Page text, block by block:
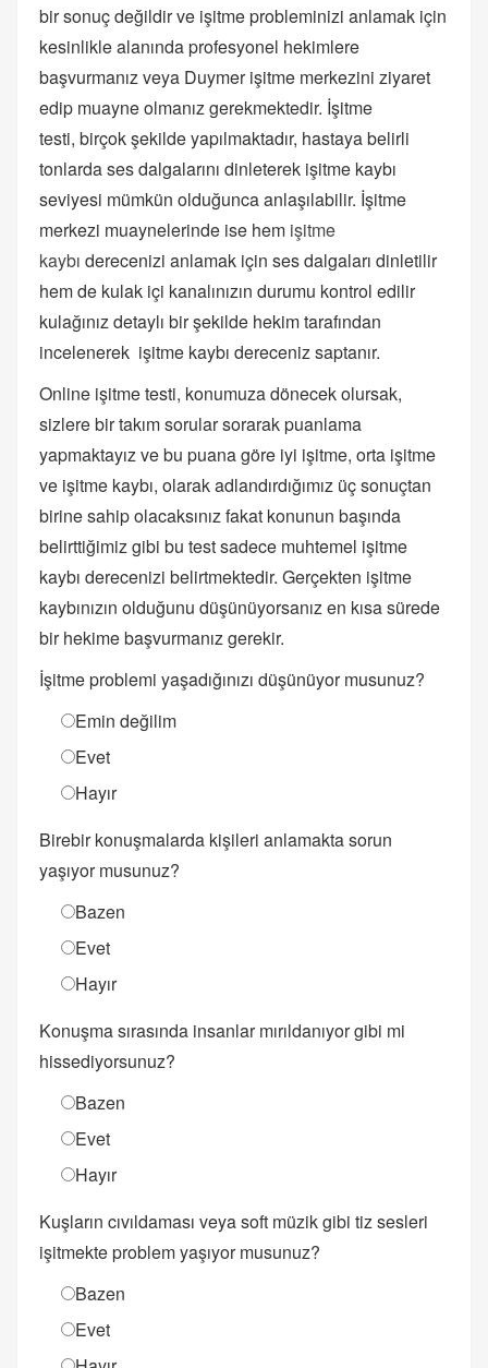
bir sonuç değildir ve işitme probleminizi anlamak için
kesinlikle alanında profesyonel hekimlere
başvurmanız veya Duymer işitme merkezini ziyaret
edip muayne olmanız gerekmektedir. İşitme
testi, birçok şekilde yapılmaktadır, hastaya belirli
tonlarda ses dalgalarını dinleterek işitme kaybı
seviyesi mümkün olduğunca anlaşılabilir. İşitme
merkezi muaynelerinde ise hem işitme
kaybı derecenizi anlamak için ses dalgaları dinletilir
hem de kulak içi kanalınızın durumu kontrol edilir
kulağınız detaylı bir şekilde hekim tarafından
incelenerek işitme kaybı dereceniz saptanır.
Online işitme testi, konumuza dönecek olursak,
sizlere bir takım sorular sorarak puanlama
yapmaktayız ve bu puana göre iyi işitme, orta işitme
ve işitme kaybı, olarak adlandırdığımız üç sonuçtan
birine sahip olacaksınız fakat konunun başında
belirttiğimiz gibi bu test sadece muhtemel işitme
kaybı derecenizi belirtmektedir. Gerçekten işitme
kaybınızın olduğunu düşünüyorsanız en kısa sürede
bir hekime başvurmanız gerekir.
İşitme problemi yaşadığınızı düşünüyor musunuz?
Emin değilim
Evet
Hayır
Birebir konuşmalarda kişileri anlamakta sorun
yaşıyor musunuz?
Bazen
Evet
Hayır
Konuşma sırasında insanlar mırıldanıyor gibi mi
hissediyorsunuz?
Bazen
Evet
Hayır
Kuşların cıvıldaması veya soft müzik gibi tiz sesleri
işitmekte problem yaşıyor musunuz?
Bazen
Evet